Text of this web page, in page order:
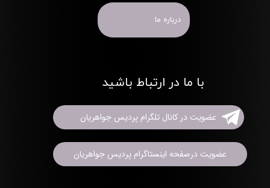
درباره ما
با ما در ارتباط باشید
عضویت در کانال تلگرام پردیس جواهریان
عضویت درصفحه اینستاگرام پردیس جواهریان